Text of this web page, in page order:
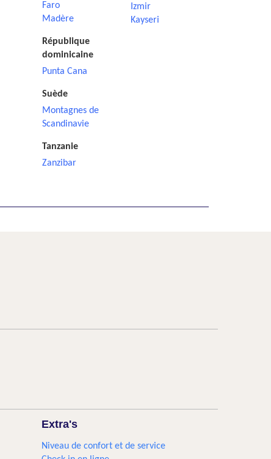
Faro
Madère
République
dominicaine
Punta Cana
Suède
Montagnes de
Scandinavie
Tanzanie
Zanzibar
Izmir
Kayseri
Extra's
Niveau de confort et de service